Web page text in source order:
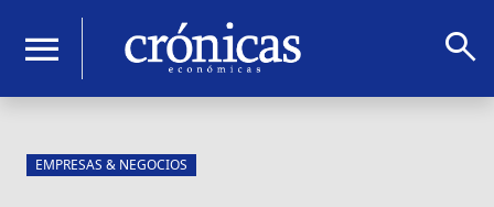
menu search
EMPRESAS & NEGOCIOS